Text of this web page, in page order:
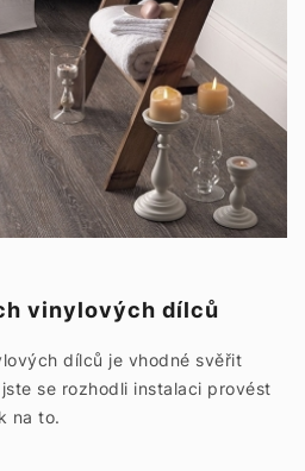
vinylových dílců
dílců je vhodné svěřit
se rozhodli instalaci provést
na to.